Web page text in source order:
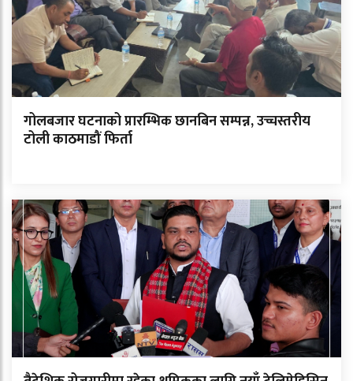
गोलबजार घटनाको प्रारम्भिक छानबिन सम्पन्न, उच्चस्तरीय
टोली काठमाडौं फिर्ता